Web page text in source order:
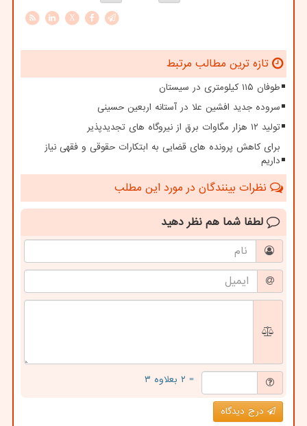
X
تازه ترین مطالب مرتبط
طوفان ۱۱۵ کیلومتری در سیستان
سروده جدید افشین علا در آستانه اربعین حسینی
تولید ۱۲ هزار مگاوات برق از نیروگاه های تجدیدپذیر
برای کاهش پرونده های قضایی به ابتکارات حقوقی و فقهی نیاز
داریم
نظرات بینندگان در مورد این مطلب
لطفا شما هم نظر دهید
= ۲ بعلاوه ۳
درج دیدگاه